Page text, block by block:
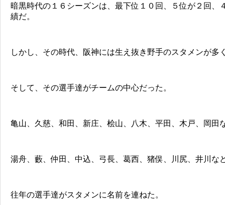
暗黒時代の１６シーズンは、最下位１０回、５位が２回、
績だ。
しかし、その時代、阪神には生え抜き野手のスタメンが多
そして、その選手達がチームの中心だった。
亀山、久慈、和田、新庄、桧山、八木、平田、木戸、岡田
湯舟、藪、仲田、中込、弓長、葛西、猪俣、川尻、井川な
往年の選手達がスタメンに名前を連ねた。